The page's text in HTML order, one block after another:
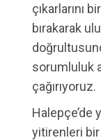
çıkarlarını
bırakarak
sorumluluk
çağırıyoruz.
Halepçe’de
yitirenleri